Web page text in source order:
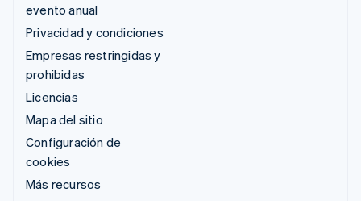
evento anual
Privacidad y condiciones
Empresas restringidas y
prohibidas
Licencias
Mapa del sitio
Configuración de
cookies
Más recursos